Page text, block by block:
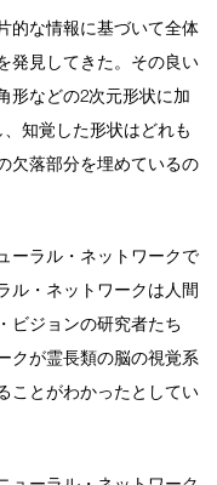
的な情報に基づいて全体
発見してきた。その良い
形などの2次元形状に加
知覚した形状はどれも
欠落部分を埋めているの
ーラル・ネットワークで
ル・ネットワークは人間
ビジョンの研究者たち
クが霊長類の脳の視覚系
ことがわかったとしてい